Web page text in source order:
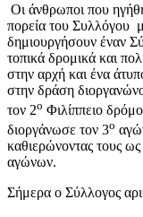
Οι άνθρωποι που
πορεία του Συλλόγου
δημιουργήσουν έναν
τοπικά δρομικά και
στην αρχή και ένα
στην δράση
τον 2ο Φιλίππειο
διοργάνωσε τον 3ο
καθιερώνοντας τους
αγώνων.
Σήμερα ο Σύλλογος